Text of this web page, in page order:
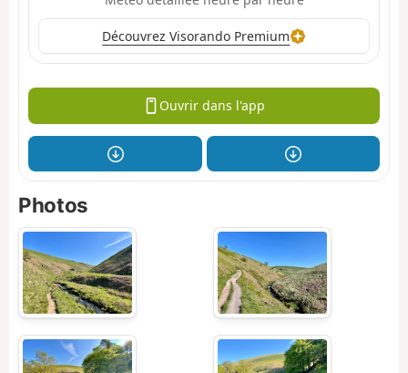
Découvrez Visorando Premium
Ouvrir dans l'app
Photos